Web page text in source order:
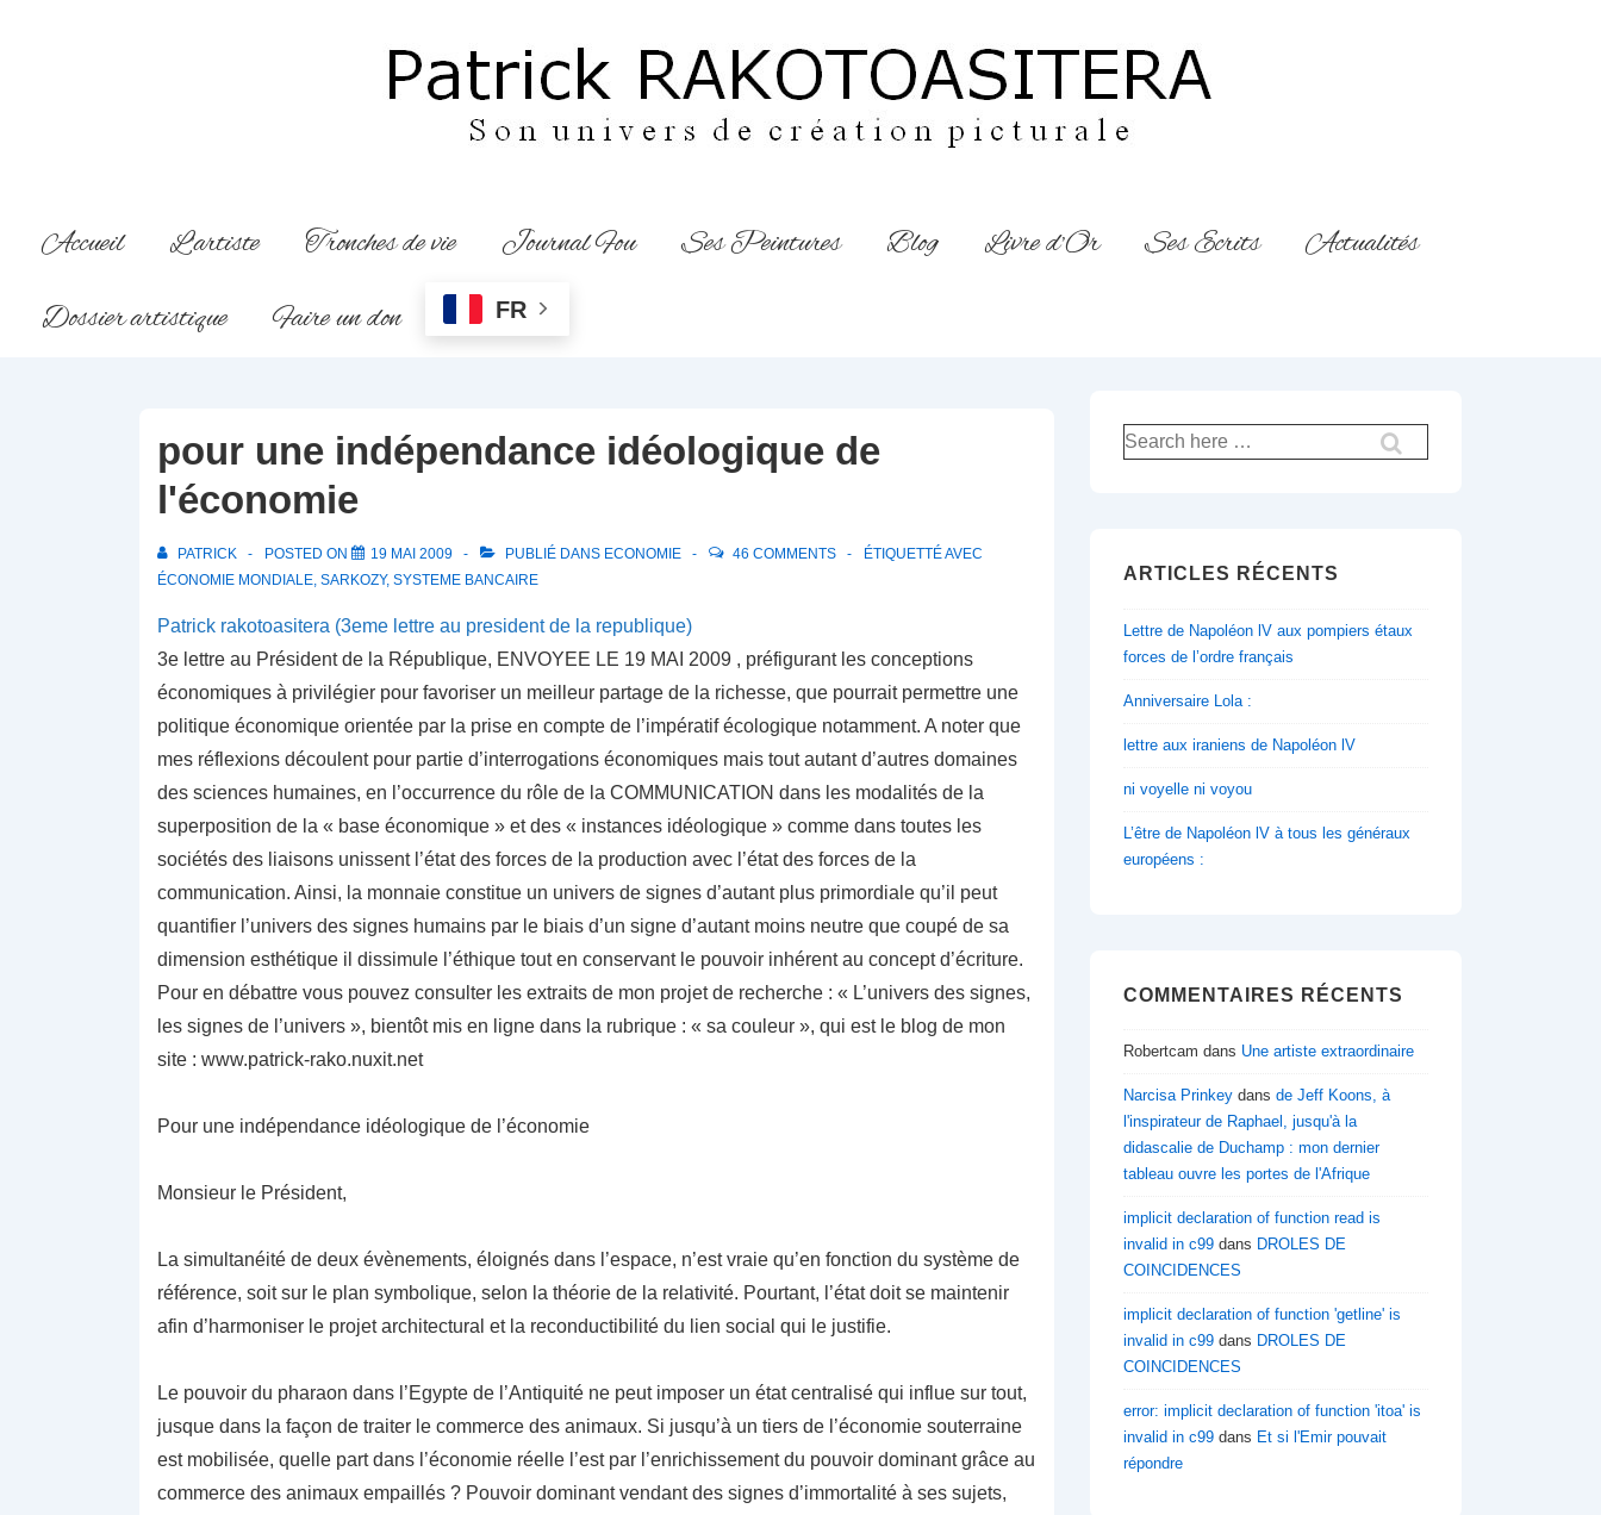
Navigation
Accueil L’artiste Tronches de vie Journal Fou Ses Peintures Blog Livre d’Or Ses Ecrits
Actualités
Dossier artistique
Faire un don FR
pour une indépendance idéologique de
l'économie
PATRICK POSTED ON 19 MAI 2009 PUBLIÉ DANS ECONOMIE 46 COMMENTS
ÉTIQUETTÉ AVEC
ÉCONOMIE MONDIALE, SARKOZY, SYSTEME BANCAIRE
Patrick rakotoasitera (3eme lettre au president de la republique)
3e lettre au Président de la République, ENVOYEE LE 19 MAI 2009 , préfigurant les conceptions
économiques à privilégier pour favoriser un meilleur partage de la richesse, que pourrait permettre une
politique économique orientée par la prise en compte de l’impératif écologique notamment. A noter que
mes réflexions découlent pour partie d’interrogations économiques mais tout autant d’autres domaines
des sciences humaines, en l’occurrence du rôle de la COMMUNICATION dans les modalités de la
superposition de la « base économique » et des « instances idéologique » comme dans toutes les
sociétés des liaisons unissent l’état des forces de la production avec l’état des forces de la
communication. Ainsi, la monnaie constitue un univers de signes d’autant plus primordiale qu’il peut
quantifier l’univers des signes humains par le biais d’un signe d’autant moins neutre que coupé de sa
dimension esthétique il dissimule l’éthique tout en conservant le pouvoir inhérent au concept d’écriture.
Pour en débattre vous pouvez consulter les extraits de mon projet de recherche : « L’univers des signes,
les signes de l’univers », bientôt mis en ligne dans la rubrique : « sa couleur », qui est le blog de mon
site : www.patrick-rako.nuxit.net
Pour une indépendance idéologique de l’économie
Monsieur le Président,
La simultanéité de deux évènements, éloignés dans l’espace, n’est vraie qu’en fonction du système de
référence, soit sur le plan symbolique, selon la théorie de la relativité. Pourtant, l’état doit se maintenir
afin d’harmoniser le projet architectural et la reconductibilité du lien social qui le justifie.
Le pouvoir du pharaon dans l’Egypte de l’Antiquité ne peut imposer un état centralisé qui influe sur tout,
jusque dans la façon de traiter le commerce des animaux. Si jusqu’à un tiers de l’économie souterraine
est mobilisée, quelle part dans l’économie réelle l’est par l’enrichissement du pouvoir dominant grâce au
commerce des animaux empaillés ? Pouvoir dominant vendant des signes d’immortalité à ses sujets,
Recherche
pour:
ARTICLES RÉCENTS
Lettre de Napoléon lV aux pompiers étaux
forces de l’ordre français
Anniversaire Lola :
lettre aux iraniens de Napoléon lV
ni voyelle ni voyou
L’être de Napoléon lV à tous les généraux
européens :
COMMENTAIRES RÉCENTS
Robertcam dans Une artiste extraordinaire
Narcisa Prinkey dans de Jeff Koons, à
l'inspirateur de Raphael, jusqu'à la
didascalie de Duchamp : mon dernier
tableau ouvre les portes de l'Afrique
implicit declaration of function read is
invalid in c99 dans DROLES DE
COINCIDENCES
implicit declaration of function 'getline' is
invalid in c99 dans DROLES DE
COINCIDENCES
error: implicit declaration of function 'itoa' is
invalid in c99 dans Et si l'Emir pouvait
répondre